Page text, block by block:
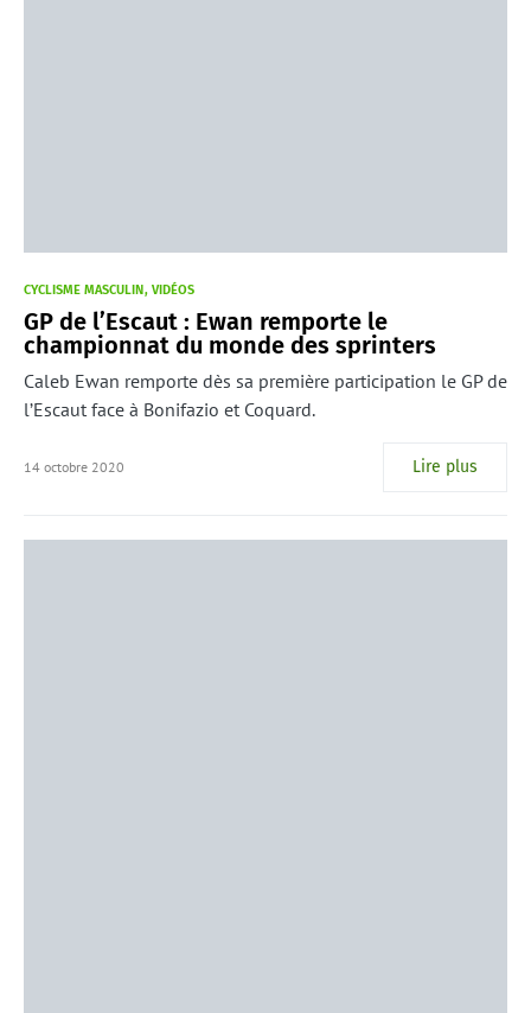
CYCLISME MASCULIN VIDÉOS
GP de l’Escaut : Ewan remporte le
championnat du monde des sprinters
Caleb Ewan remporte dès sa première participation le GP de
l’Escaut face à Bonifazio et Coquard.
14 octobre 2020 Lire plus